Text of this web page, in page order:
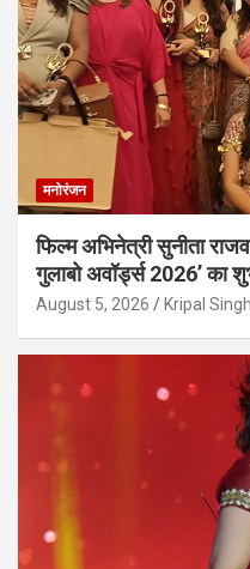
मनोरंजन
फिल्म अभिनेत्री सुनीता
गुलाबो अवॉर्ड्स 2026’ का
August 5, 2026 Kripal Singh